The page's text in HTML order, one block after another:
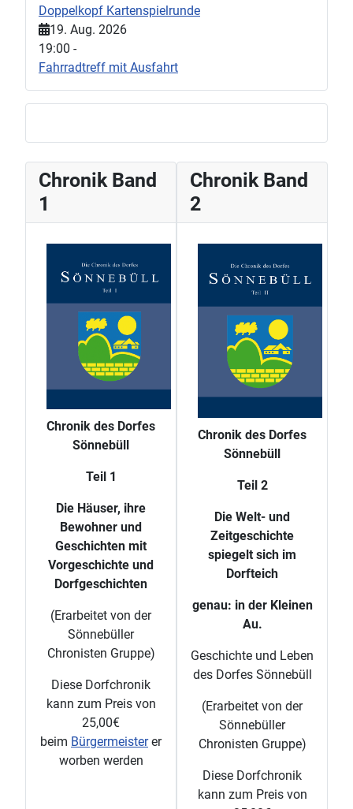
Doppelkopf Kartenspielrunde
19. Aug. 2026
19:00 -
Fahrradtreff mit Ausfahrt
Chronik Band
1
Chronik des Dorfes
Sönnebüll
Teil 1
Die Häuser, ihre
Bewohner und
Geschichten mit
Vorgeschichte und
Dorfgeschichten
(Erarbeitet von der
Sönnebüller
Chronisten Gruppe)
Diese Dorfchronik
kann zum Preis von
25,00€
beim Bürgermeisterer
worben werden
Chronik Band
2
Chronik des Dorfes
Sönnebüll
Teil 2
Die Welt- und
Zeitgeschichte
spiegelt sich im
Dorfteich
genau: in der Kleinen
Au.
Geschichte und Leben
des Dorfes Sönnebüll
(Erarbeitet von der
Sönnebüller
Chronisten Gruppe)
Diese Dorfchronik
kann zum Preis von